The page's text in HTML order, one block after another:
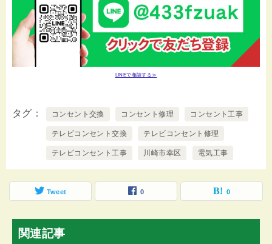
LINEで相談する≫
タグ コンセント交換 コンセント修理 コンセント工事
テレビコンセント交換 テレビコンセント修理
テレビコンセント工事 川崎市幸区 電気工事
Tweet 0 0
関連記事